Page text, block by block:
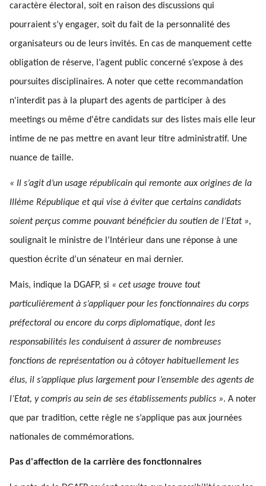
caractère électoral, soit en raison des discussions qui
pourraient s’y engager, soit du fait de la personnalité des
organisateurs ou de leurs invités. En cas de manquement cette
obligation de réserve, l’agent public concerné s’expose à des
poursuites disciplinaires. A noter que cette recommandation
n'interdit pas à la plupart des agents de participer à des
meetings ou même d'être candidats sur des listes mais elle leur
intime de ne pas mettre en avant leur titre administratif. Une
nuance de taille.
« Il s’agit d’un usage républicain qui remonte aux origines de la
IIIème République et qui vise à éviter que certains candidats
soient perçus comme pouvant bénéficier du soutien de l’Etat »,
soulignait le ministre de l’Intérieur dans une réponse à une
question écrite d’un sénateur en mai dernier.
Mais, indique la DGAFP, si « cet usage trouve tout
particulièrement à s’appliquer pour les fonctionnaires du corps
préfectoral ou encore du corps diplomatique, dont les
responsabilités les conduisent à assurer de nombreuses
fonctions de représentation ou à côtoyer habituellement les
élus, il s’applique plus largement pour l’ensemble des agents de
l’Etat, y compris au sein de ses établissements publics ». A noter
que par tradition, cette règle ne s’applique pas aux journées
nationales de commémorations.
Pas d'affection de la carrière des fonctionnaires